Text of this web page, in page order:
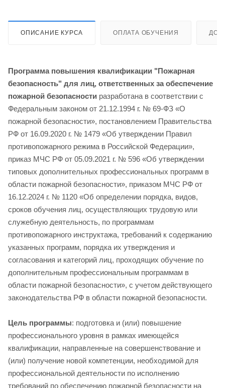
ОПИСАНИЕ КУРСА ОПЛАТА ОБУЧЕНИЯ
Программа повышения квалификации "Пожарная
безопасность" для лиц, ответственных за обеспечение
пожарной безопасности разработана в соответствии с
Федеральным законом от 21.12.1994 г. № 69-ФЗ «О
пожарной безопасности», постановлением Правительства
РФ от 16.09.2020 г. № 1479 «Об утверждении Правил
противопожарного режима в Российской Федерации»,
приказ МЧС РФ от 05.09.2021 г. № 596 «Об утверждении
типовых дополнительных профессиональных программ в
области пожарной безопасности», приказом МЧС РФ от
16.12.2024 г. № 1120 «Об определении порядка, видов,
сроков обучения лиц, осуществляющих трудовую или
служебную деятельность, по программам
противопожарного инструктажа, требований к содержанию
указанных программ, порядка их утверждения и
согласования и категорий лиц, проходящих обучение по
дополнительным профессиональным программам в
области пожарной безопасности», с учетом действующего
законодательства РФ в области пожарной безопасности.
Цель программы: подготовка и (или) повышение
профессионального уровня в рамках имеющейся
квалификации, направленные на совершенствование и
(или) получение новой компетенции, необходимой для
профессиональной деятельности по исполнению
требований по обеспечению пожарной безопасности на